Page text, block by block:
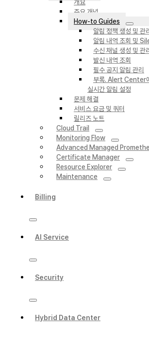
개요
주요 개념
How-to Guides
알림 정책 생성 및 관리
알림 내역 조회 및
수신 채널 생성 및 관리
발신 내역 조회
필수 공지 알림 관리
부록. Alert Center
실시간 알림 설정
문제 해결
서비스 요금 및 쿼터
릴리즈 노트
Cloud Trail
Monitoring Flow
Advanced Managed
Certificate Manager
Resource Explorer
Maintenance
Billing
AI Service
Security
Hybrid Data Center